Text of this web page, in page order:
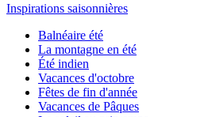
Inspirations saisonnières
Balnéaire été
La montagne en été
Été indien
Vacances d'octobre
Fêtes de fin d'année
Vacances de Pâques